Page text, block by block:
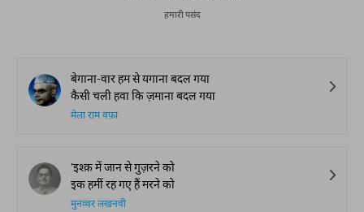
हमारी पसंद
बेगाना-वार हम से यगाना बदल गया
कैसी चली हवा कि ज़माना बदल गया
मेला राम वफ़ा
'इश्क़ में जान से गुज़रने को
इक हमीं रह गए हैं मरने को
मुनव्वर लखनवी